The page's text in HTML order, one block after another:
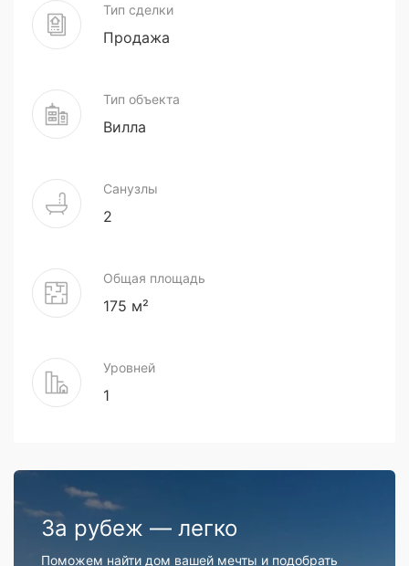
Тип сделки
Продажа
Тип объекта
Вилла
Санузлы
2
Общая площадь
175 м²
Уровней
1
За рубеж — легко
Поможем найти дом вашей мечты и подобрать